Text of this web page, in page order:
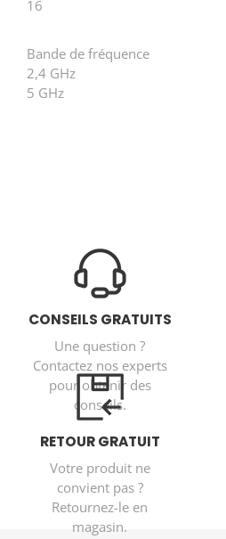
16
Bande de fréquence
2,4 GHz
5 GHz
CONSEILS GRATUITS
Une question ?
Contactez nos experts
pour obtenir des
conseils.
RETOUR GRATUIT
Votre produit ne
convient pas ?
Retournez-le en
magasin.